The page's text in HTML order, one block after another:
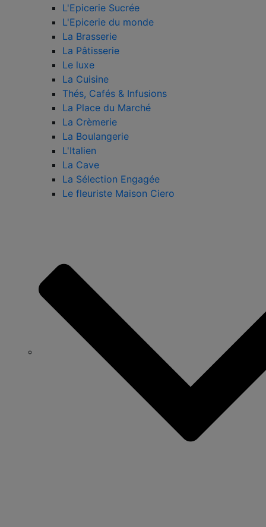
L'Epicerie Sucrée
L'Epicerie du monde
La Brasserie
La Pâtisserie
Le luxe
La Cuisine
Thés, Cafés & Infusions
La Place du Marché
La Crèmerie
La Boulangerie
L'Italien
La Cave
La Sélection Engagée
Le fleuriste Maison Ciero